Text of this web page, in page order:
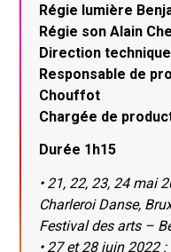
Régie lumière
Régie son Alain
Direction
Responsable de
Chouffot
Chargée de
Durée 1h15
• 21, 22, 23, 24 mai
Charleroi Danse,
Festival des arts –
• 27 et 28 juin 2022